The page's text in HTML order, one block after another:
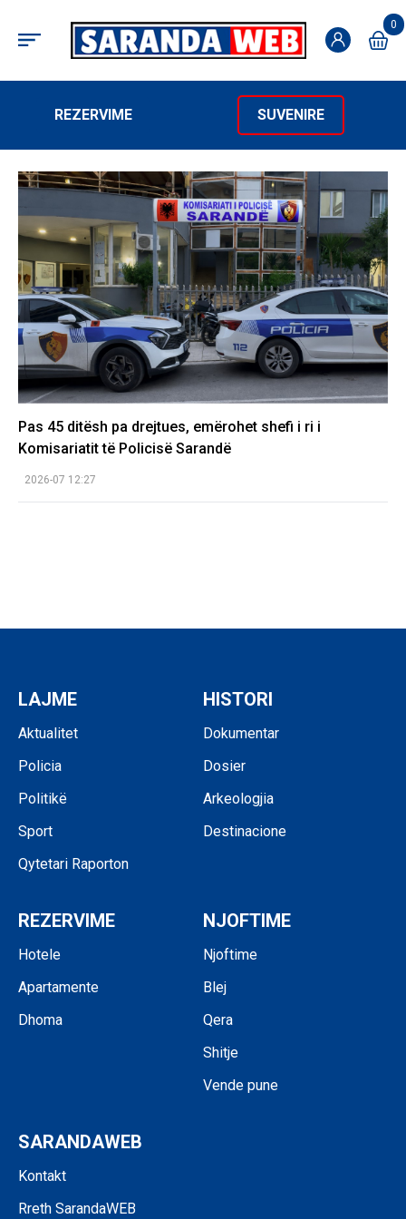
0
REZERVIME SUVENIRE
Pas 45 ditësh pa drejtues, emërohet shefi i ri i
Komisariatit të Policisë Sarandë
2026-07 12:27
LAJME
Aktualitet
Policia
Politikë
Sport
Qytetari Raporton
HISTORI
Dokumentar
Dosier
Arkeologjia
Destinacione
REZERVIME
Hotele
Apartamente
Dhoma
NJOFTIME
Njoftime
Blej
Qera
Shitje
Vende pune
SARANDAWEB
Kontakt
Rreth SarandaWEB